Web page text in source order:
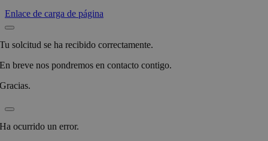
Enlace de carga de página
Tu solcitud se ha recibido correctamente.
En breve nos pondremos en contacto contigo.
Gracias.
Ha ocurrido un error.